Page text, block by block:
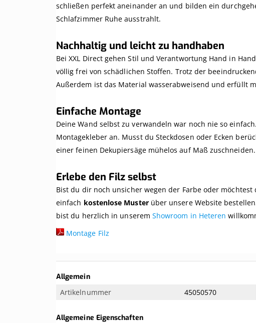
schließen perfekt aneinander an und bilden ein
Schlafzimmer Ruhe ausstrahlt.
Nachhaltig und leicht zu handhaben
Bei XXL Direct gehen Stil und Verantwortung Hand in
völlig frei von schädlichen Stoffen. Trotz der
Außerdem ist das Material wasserabweisend und erfüllt
Einfache Montage
Deine Wand selbst zu verwandeln war noch nie so
Montagekleber an. Musst du Steckdosen oder Ecken
einer feinen Dekupiersäge mühelos auf Maß zuschneiden.
Erlebe den Filz selbst
Bist du dir noch unsicher wegen der Farbe oder
einfach kostenlose Muster über unsere Website
bist du herzlich in unserem Showroom in Heteren
Montage Filz
Weitere
Informationen
Allgemein
Artikelnummer
45050570
Allgemeine Eigenschaften